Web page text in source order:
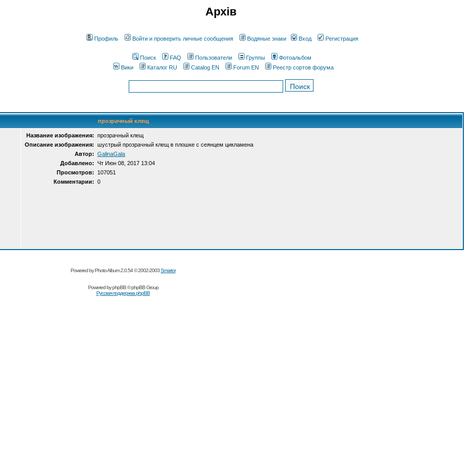
Архів
Профиль Войти и проверить личные сообщения Водяные знаки Вход Регистрация
Поиск FAQ Пользователи Группы
Фотоальбом
Вики
Каталог RU Catalog EN Forum EN Реестр сортов форума
прозрачный клещ
Название изображения: прозрачный клещ
Описание изображения: шустрый прозрачный клещ в плошке с сеянцем цикламена
Автор: GalinaGala
Добавлено: Чт Июн 08, 2017 13:04
Просмотров:
107051
Комментарии: 0
Powered by Photo Album 2.0.54 © 2002-2003Smartor
Powered byphpBB© phpBB Group
Русская поддержка phpBB